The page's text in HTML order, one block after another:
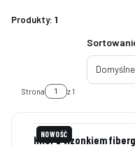
Produkty: 1
Lista produktów
Domyślne
Strona z 1
NOWOŚĆ
Kilof z trzonkiem